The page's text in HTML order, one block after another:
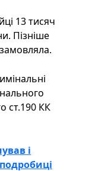
13 тисяч
Пізніше
ст.190 КК
і